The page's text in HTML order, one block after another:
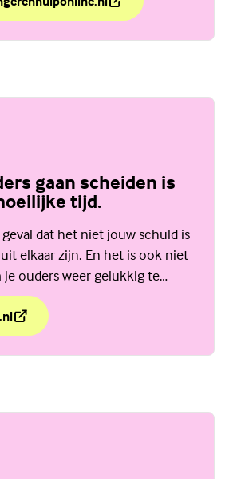
de weg naar hulp?
gaan scheiden is
tijd.
dat het niet jouw schuld is
elkaar zijn. En het is ook niet
ouders weer gelukkig te
de website van het NJi.
gaan scheiden is dat een moeilijke